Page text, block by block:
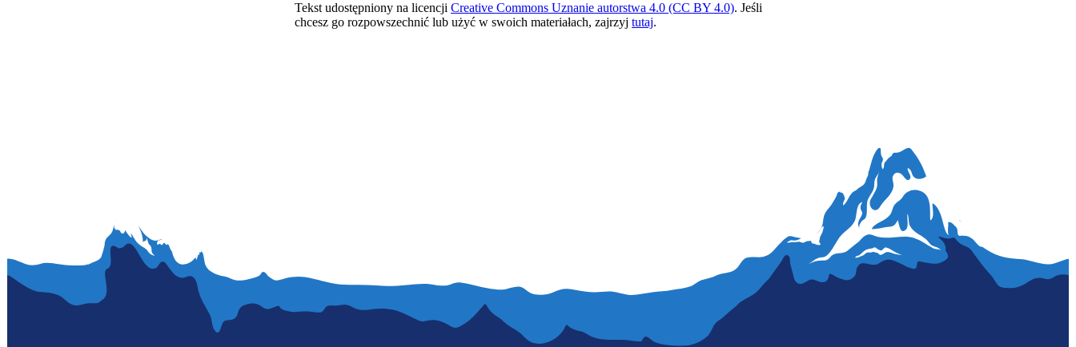
Tekst udostępniony na licencji Creative Commons Uznanie autorstwa 4.0 (CC BY 4.0). Jeśli
chcesz go rozpowszechnić lub użyć w swoich materiałach, zajrzyj tutaj.